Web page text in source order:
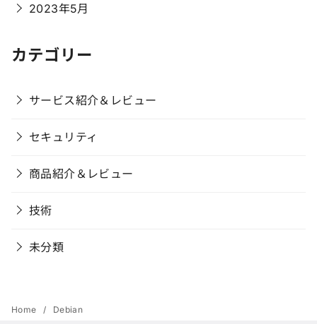
2023年5月
カテゴリー
サービス紹介＆レビュー
セキュリティ
商品紹介＆レビュー
技術
未分類
Home Debian